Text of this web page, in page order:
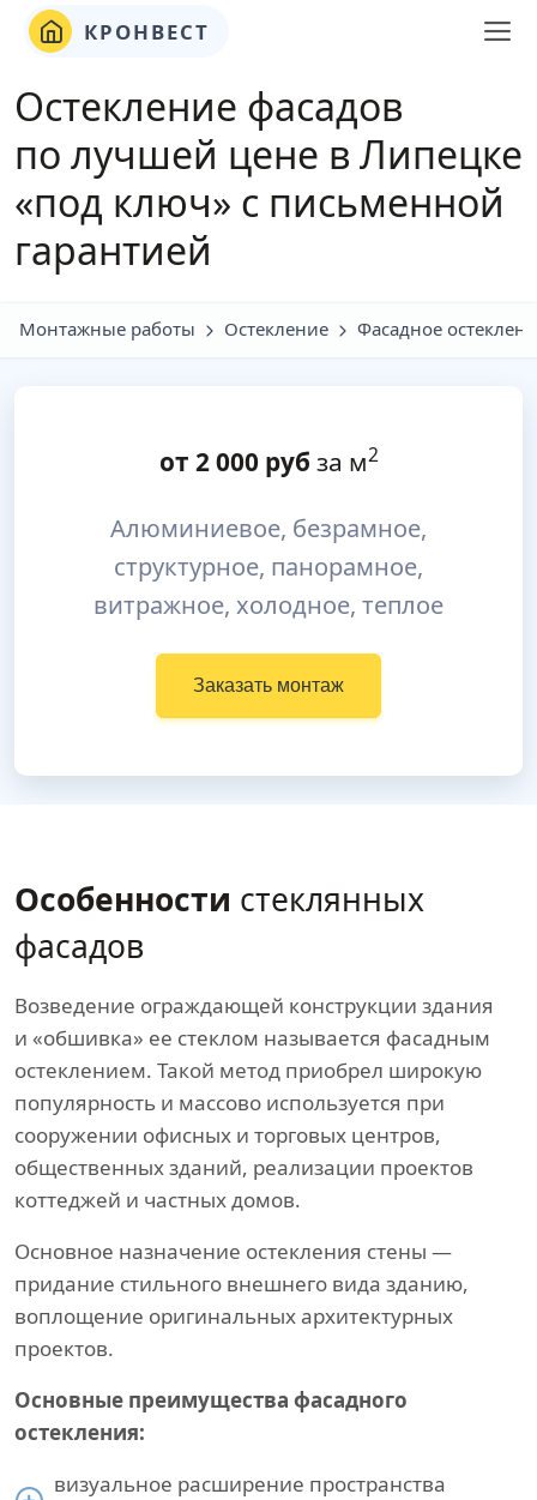
КРОНВЕСТ
Остекление фасадов
по лучшей цене в Липецке
«под ключ» с письменной
гарантией
Монтажные работы Остекление Фасадное
от 2 000руб за м2
Алюминиевое, безрамное,
структурное, панорамное,
витражное, холодное, теплое
Заказать монтаж
Особенности стеклянных
фасадов
Возведение ограждающей конструкции здания
и «обшивка» ее стеклом называется фасадным
остеклением. Такой метод приобрел широкую
популярность и массово используется при
сооружении офисных и торговых центров,
общественных зданий, реализации проектов
коттеджей и частных домов.
Основное назначение остекления стены —
придание стильного внешнего вида зданию,
воплощение оригинальных архитектурных
проектов.
Основные преимущества фасадного
остекления:
визуальное расширение пространства